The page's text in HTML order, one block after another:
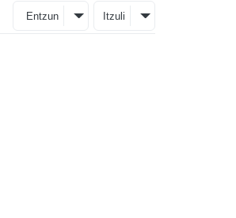
Entzun Itzuli